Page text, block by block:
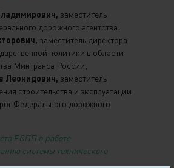
заместитель
дорожного агентства;
заместитель директора
политики в области
Минтранса России;
Леонидович, заместитель
строительства и эксплуатации
Федерального дорожного
РСПП в работе
системы технического